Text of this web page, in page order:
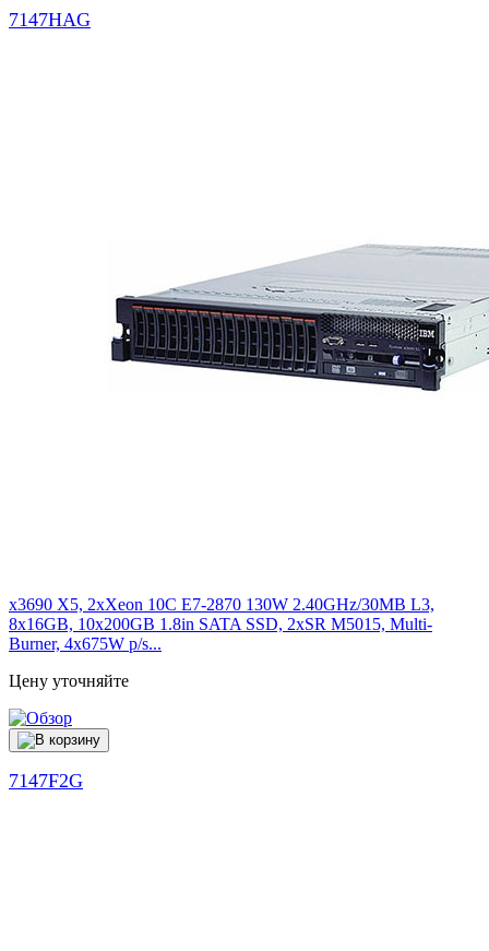
7147HAG
x3690 X5, 2xXeon 10C E7-2870 130W 2.40GHz/30MB L3,
8x16GB, 10x200GB 1.8in SATA SSD, 2xSR M5015, Multi-
Burner, 4x675W p/s...
Цену уточняйте
7147F2G